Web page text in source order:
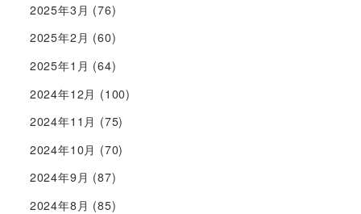
2025年3月 (76)
2025年2月 (60)
2025年1月 (64)
2024年12月 (100)
2024年11月 (75)
2024年10月 (70)
2024年9月 (87)
2024年8月 (85)